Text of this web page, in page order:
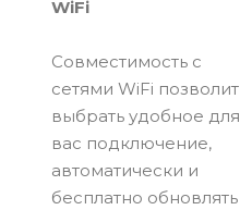
WiFi
Совместимость с
сетями WiFi позволит
выбрать удобное для
вас подключение,
автоматически и
бесплатно обновлять